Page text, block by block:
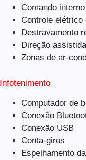
Comando
Controle
Destravamento
Direção assistida
Zonas de ar-
Infotenimento
Computador de
Conexão
Conexão USB
Conta-giros
Espelhamento